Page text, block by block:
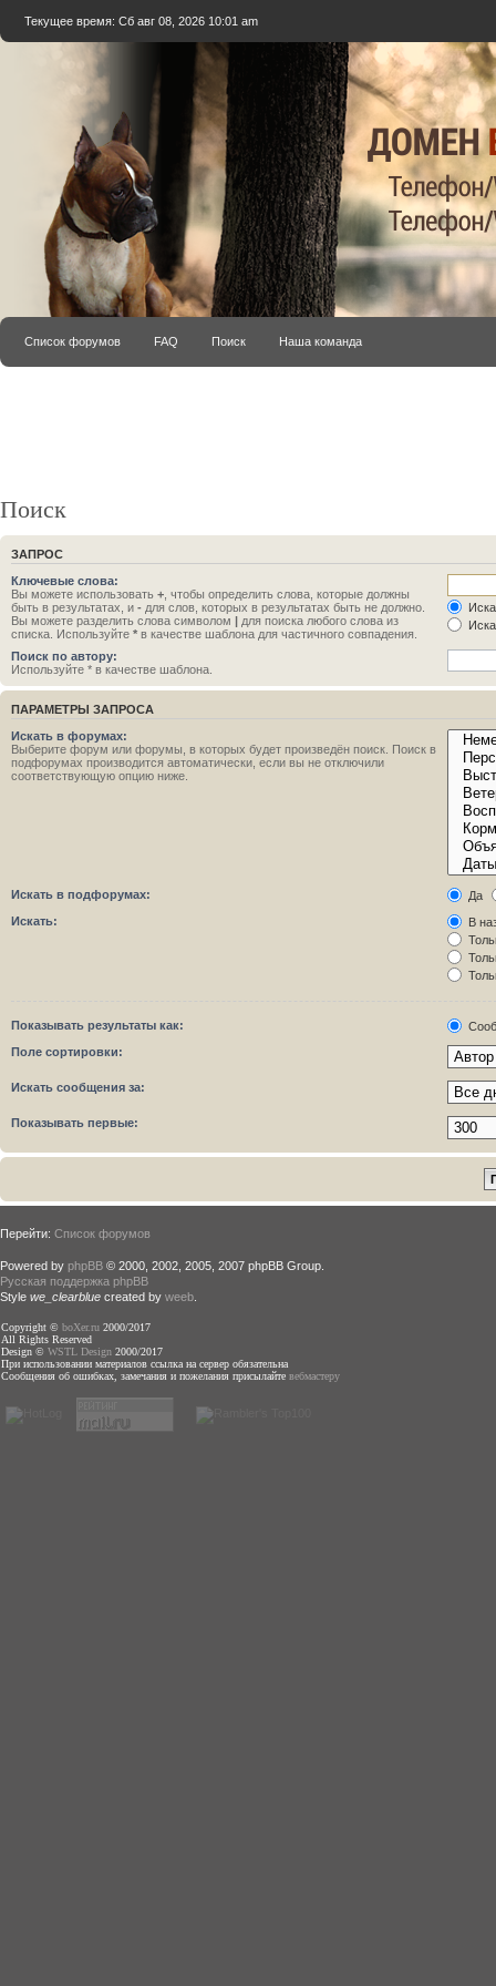
Текущее время: Сб авг 08, 2026 10:01 am
Список форумов FAQ Поиск Наша команда
Поиск
ЗАПРОС
Ключевые слова:
Вы можете использовать + , чтобы определить слова, которые должны
быть в результатах, и - для слов, которых в результатах быть не должно.
Вы можете разделить слова символом | для поиска любого слова из
списка. Используйте * в качестве шаблона для частичного совпадения.
Поиск по автору:
Используйте * в качестве шаблона.
ПАРАМЕТРЫ ЗАПРОСА
Искать в форумах:
Выберите форум или форумы, в которых будет произведён поиск. Поиск в
подфорумах производится автоматически, если вы не отключили
соответствующую опцию ниже.
Искать в подфорумах:
Да
Искать:
В
Показывать результаты как:
Поле сортировки:
Искать сообщения за:
Показывать первые:
Перейти: Список форумов
Powered by phpBB © 2000, 2002, 2005, 2007 phpBB Group.
Русская поддержка phpBB
Style we_clearblue created by weeb
Copyright © boXer.ru 2000/2017
All Rights Reserved
Design © WSTL Design 2000/2017
При использовании материалов ссылка на сервер обязательна
Сообщения об ошибках, замечания и пожелания присылайте вебмастеру